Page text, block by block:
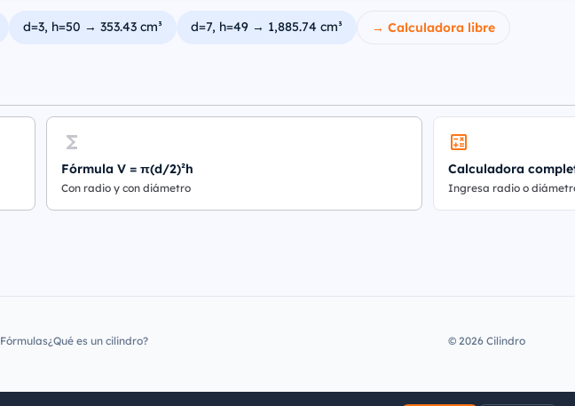
d=3, h=50 → 353.43 cm³ d=7, h=49 → 1,885.74 cm³ → Calculadora libre
Fórmula V = π(d/2)²h
Con radio y con diámetro
Calculadora
Ingresa radio o
Fórmulas¿Qué es un cilindro? © 2026 Cilindro